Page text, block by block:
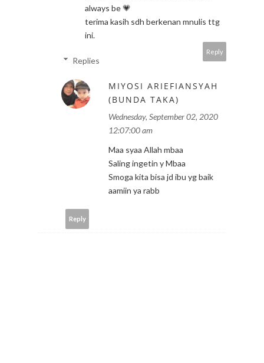
always be 💗
terima kasih sdh berkenan mnulis ttg
ini.
Reply
Replies
MIYOSI ARIEFIANSYAH
(BUNDA TAKA)
Wednesday, September 02, 2020
12:07:00 am
Maa syaa Allah mbaa
Saling ingetin y Mbaa
Smoga kita bisa jd ibu yg baik
aamiin ya rabb
Reply